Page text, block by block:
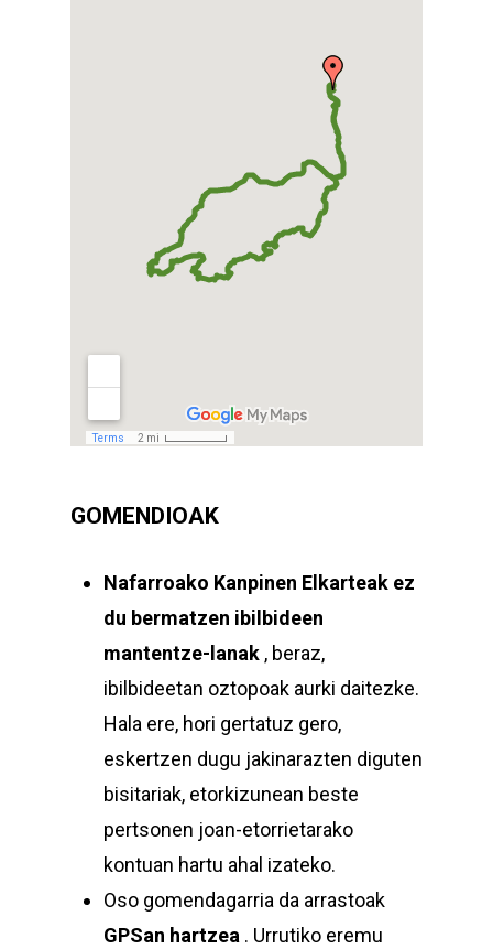
GOMENDIOAK
Nafarroako Kanpinen Elkarteak ez
du bermatzen ibilbideen
mantentze-lanak , beraz,
ibilbideetan oztopoak aurki daitezke.
Hala ere, hori gertatuz gero,
eskertzen dugu jakinarazten diguten
bisitariak, etorkizunean beste
pertsonen joan-etorrietarako
kontuan hartu ahal izateko.
Oso gomendagarria da arrastoak
GPSan hartzea . Urrutiko eremu